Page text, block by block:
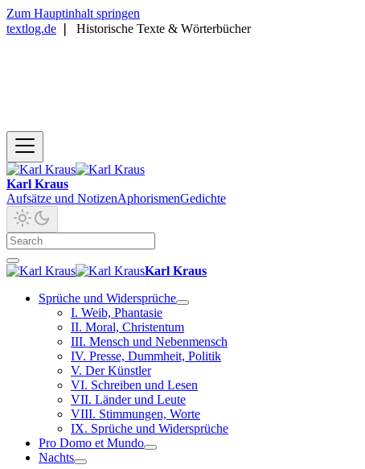
Zum Hauptinhalt springen
textlog.de
Historische Texte & Wörterbücher
Karl Kraus
Aufsätze und NotizenAphorismenGedichte
Karl Kraus
Sprüche und Widersprüche
I. Weib, Phantasie
II. Moral, Christentum
III. Mensch und Nebenmensch
IV. Presse, Dummheit, Politik
V. Der Künstler
VI. Schreiben und Lesen
VII. Länder und Leute
VIII. Stimmungen, Worte
IX. Sprüche und Widersprüche
Pro Domo et Mundo
Nachts